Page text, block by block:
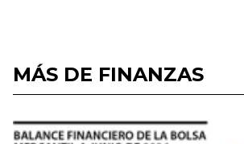
MÁS DE FINANZAS